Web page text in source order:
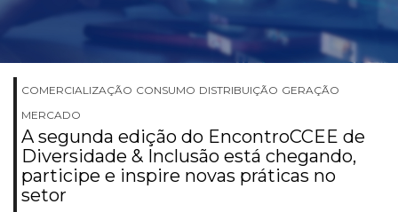
COMERCIALIZAÇÃO CONSUMO DISTRIBUIÇÃO GERAÇÃO
MERCADO
A segunda edição do EncontroCCEE de
Diversidade & Inclusão está chegando,
participe e inspire novas práticas no
setor